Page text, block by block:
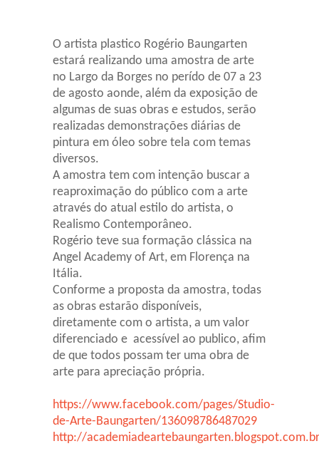
O artista plastico Rogério Baungarten
estará realizando uma amostra de arte
no Largo da Borges no perído de 07 a 23
de agosto aonde, além da exposição de
algumas de suas obras e estudos, serão
realizadas demonstrações diárias de
pintura em óleo sobre tela com temas
diversos.
A amostra tem com intenção buscar a
reaproximação do público com a arte
através do atual estilo do artista, o
Realismo Contemporâneo.
Rogério teve sua formação clássica na
Angel Academy of Art, em Florença na
Itália.
Conforme a proposta da amostra, todas
as obras estarão disponíveis,
diretamente com o artista, a um valor
diferenciado e acessível ao publico, afim
de que todos possam ter uma obra de
arte para apreciação própria.
https://www.facebook.com/pages/Studio-
de-Arte-Baungarten/136098786487029
http://